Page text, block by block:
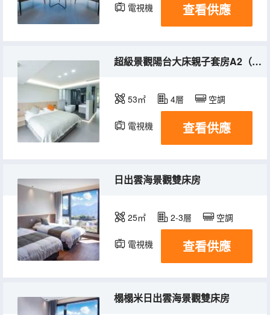
電視機 查看供應
超級景觀陽台大床親子套房A2（可看雲海日出）
53㎡ 4層 空調
電視機 查看供應
日出雲海景觀雙床房
25㎡ 2-3層 空調
電視機 查看供應
榻榻米日出雲海景觀雙床房